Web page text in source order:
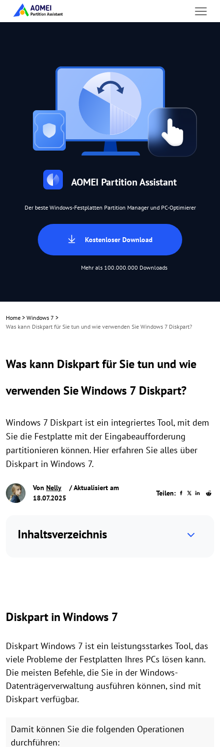
AOMEI Partition Assistant
Der beste Windows-Festplatten Partition Manager und PC-Optimierer
Kostenloser Download
Mehr als 100.000.000 Downloads
Home > Windows 7 >
Was kann Diskpart für Sie tun und wie verwenden Sie Windows 7 Diskpart?
Was kann Diskpart für Sie tun und wie
verwenden Sie Windows 7 Diskpart?
Windows 7 Diskpart ist ein integriertes Tool, mit dem
Sie die Festplatte mit der Eingabeaufforderung
partitionieren können. Hier erfahren Sie alles über
Diskpart in Windows 7.
Von Nelly
/ Aktualisiert am
18.07.2025
Teilen:
Inhaltsverzeichnis
Diskpart in Windows 7
Diskpart Windows 7 ist ein leistungsstarkes Tool, das
viele Probleme der Festplatten Ihres PCs lösen kann.
Die meisten Befehle, die Sie in der Windows-
Datenträgerverwaltung ausführen können, sind mit
Diskpart verfügbar.
Damit können Sie die folgenden Operationen
durchführen: